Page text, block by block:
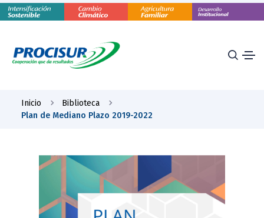
Inicio
Biblioteca
Plan de Mediano Plazo 2019-2022